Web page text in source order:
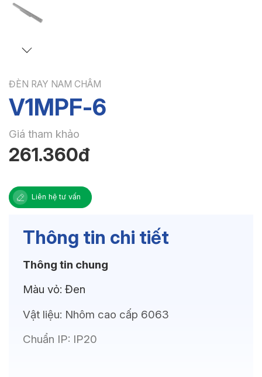
ĐÈN RAY NAM CHÂM
V1MPF-6
Giá tham khảo
261.360đ
Liên hệ tư vấn
Thông tin chi tiết
Thông tin chung
Màu vỏ: Đen
Vật liệu: Nhôm cao cấp 6063
Chuẩn IP: IP20